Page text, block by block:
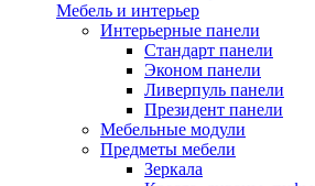
Мебель и интерьер
Интерьерные панели
Стандарт панели
Эконом панели
Ливерпуль панели
Президент панели
Мебельные модули
Предметы мебели
Зеркала